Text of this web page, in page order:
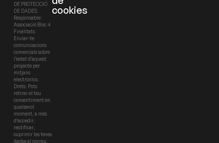
DE PROTECCIÓ
DE DADES.
Responsable:
Associació Bloc 4
Finalitats:
Enviar-te
comunicacions
comercials sobre
l’estat d’aquest
projecte per
mitjans
electrònics.
Drets: Pots
retirar el teu
consentiment en
qualsevol
moment, a més
d’accedir,
rectificar,
suprimir les teves
dades al correu:
cookies